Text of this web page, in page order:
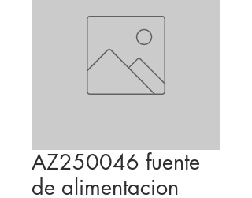
AZ250046 fuente
de alimentacion